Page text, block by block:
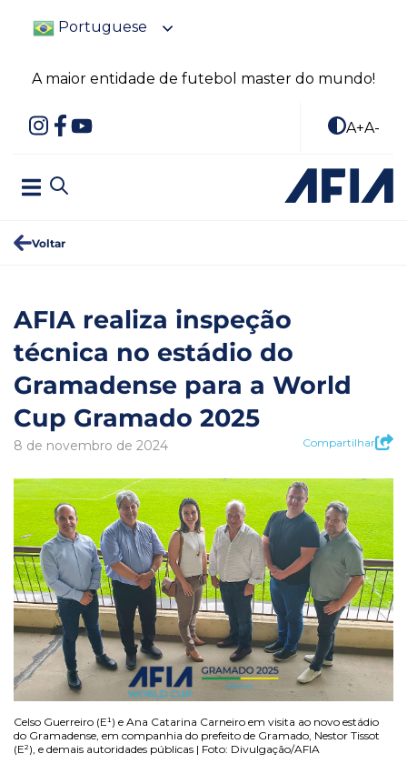
Portuguese
A maior entidade de futebol master do mundo!
A+A-
Voltar
AFIA realiza inspeção
técnica no estádio do
Gramadense para a World
Cup Gramado 2025
8 de novembro de 2024 Compartilhar
Celso Guerreiro (E¹) e Ana Catarina Carneiro em visita ao novo estádio
do Gramadense, em companhia do prefeito de Gramado, Nestor Tissot
(E²), e demais autoridades públicas | Foto: Divulgação/AFIA